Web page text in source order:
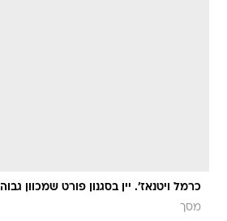
כרמל ויטנאז'. יין בסגנון פורט שמכוון גבוה
מסך